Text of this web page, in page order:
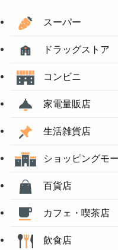
スーパー
ドラッグストア
コンビニ
家電量販店
生活雑貨店
ショッピングモ
百貨店
カフェ・喫茶店
飲食店